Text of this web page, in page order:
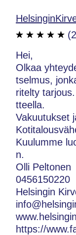
Hei,
Olkaa
tselmus,
ritelty
tteella.
Vakuutukset
Kuulumme
n.
Olli Peltonen
0456150220
Helsingin
https://